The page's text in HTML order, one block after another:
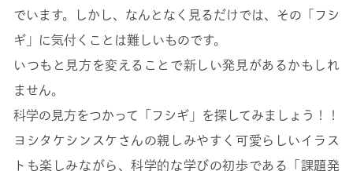
でいます。しかし、なんとなく見るだけでは、その「フシ
ギ」に気付くことは難しいものです。
いつもと見方を変えることで新しい発見があるかもしれ
ません。
科学の見方をつかって「フシギ」を探してみましょう！！
ヨシタケシンスケさんの親しみやすく可愛らしいイラス
トも楽しみながら、科学的な学びの初歩である「課題発